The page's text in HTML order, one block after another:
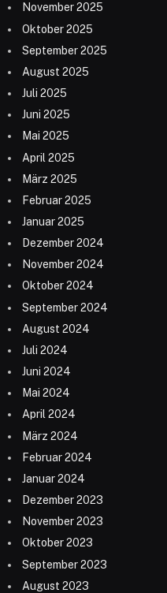
November 2025
Oktober 2025
September 2025
August 2025
Juli 2025
Juni 2025
Mai 2025
April 2025
März 2025
Februar 2025
Januar 2025
Dezember 2024
November 2024
Oktober 2024
September 2024
August 2024
Juli 2024
Juni 2024
Mai 2024
April 2024
März 2024
Februar 2024
Januar 2024
Dezember 2023
November 2023
Oktober 2023
September 2023
August 2023